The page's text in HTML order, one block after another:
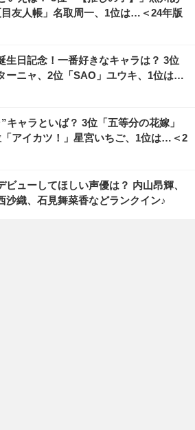
友人帳」名取周一、1位は…＜24年版
生日記念！一番好きなキャラは？ 3位
ーニャ、2位「SAO」ユウキ、1位は…
キャラといば？ 3位「五等分の花嫁」
アイカツ！」星宮いちご、1位は…＜2
ビューしてほしい声優は？ 内山昂輝、
沙織、石見舞菜香などランクイン♪